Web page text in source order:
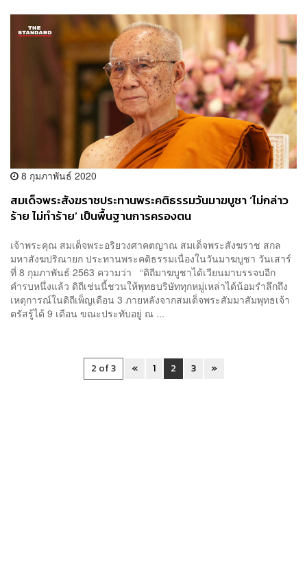
8 กุมภาพันธ์ 2020
สมเด็จพระสังฆราชประทานพระคติธรรมวันมาฆบูชา ‘ไม่กล่าว
ร้าย ไม่ทำร้าย’ เป็นพื้นฐานการครองตน
เจ้าพระคุณ สมเด็จพระอริยวงศาคตญาณ สมเด็จพระสังฆราช สกล
มหาสังฆปริณายก ประทานพระคติธรรมเนื่องในวันมาฆบูชา วันเสาร์
ที่ 8 กุมภาพันธ์ 2563 ความว่า “ดิถีมาฆบูชาได้เวียนมาบรรจบอีก
คำรบหนึ่งแล้ว ดิถีเช่นนี้ชวนให้พุทธบริษัททุกหมู่เหล่าได้น้อมรำลึกถึง
เหตุการณ์ในดิถีเพ็ญเดือน 3 ภายหลังจากสมเด็จพระสัมมาสัมพุทธเจ้า
ตรัสรู้ได้ 9 เดือน ขณะประทับอยู่ ณ ...
2 of 3 « 1 2 3 »